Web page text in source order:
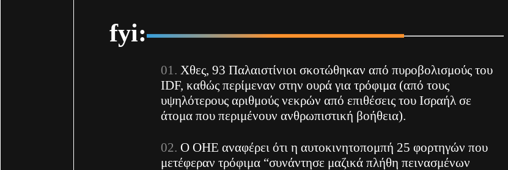
fyi:
Χθες, 93 Παλαιστίνιοι σκοτώθηκαν από πυροβολισμούς του
IDF, καθώς περίμεναν στην ουρά για τρόφιμα (από τους
υψηλότερους αριθμούς νεκρών από επιθέσεις του Ισραήλ σε
άτομα που περιμένουν ανθρωπιστική βοήθεια).
O ΟΗΕ αναφέρει ότι η αυτοκινητοπομπή 25 φορτηγών που
μετέφεραν τρόφιμα “συνάντησε μαζικά πλήθη πεινασμένων